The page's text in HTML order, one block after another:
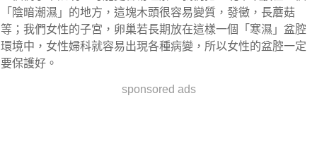
「陰暗潮濕」的地方，這塊木頭很容易變質，發黴，長蘑菇
等；我們女性的子宮，卵巢若長期放在這樣一個「寒濕」盆腔
環境中，女性婦科就容易出現各種病變，所以女性的盆腔一定
要保護好。
sponsored ads